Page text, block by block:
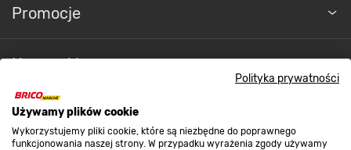
Polityka prywatności
Używamy plików cookie
Wykorzystujemy pliki cookie, które są niezbędne do poprawnego
funkcjonowania naszej strony. W przypadku wyrażenia zgody używamy
Promocje
Nasze sklepy
O nas